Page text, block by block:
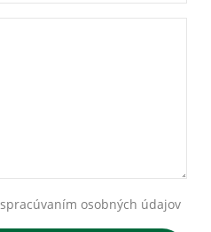
spracúvaním osobných údajov